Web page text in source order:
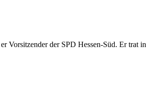
Vorsitzender der SPD Hessen-Süd. Er trat in